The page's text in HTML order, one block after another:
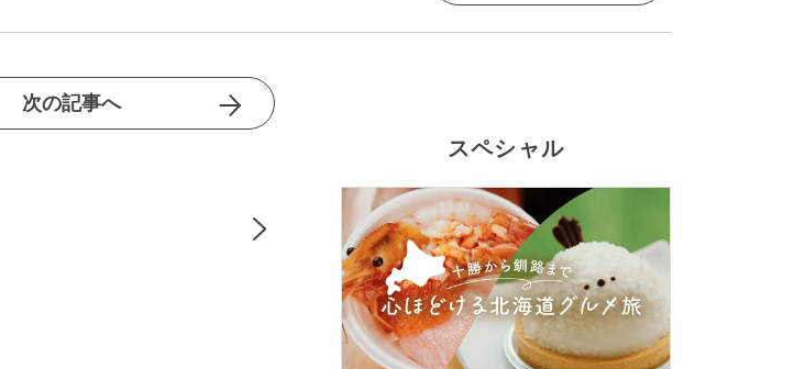
次の記事へ
スペシャル